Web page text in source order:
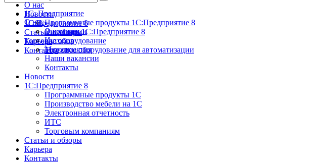
О нас
Новости
1С:Предприятие 8
Статьи и обзоры
Карьера
Контакты
1С: Предприятие
Программные продукты 1С:Предприятие 8
Лицензии 1С:Предприятие 8
Торговое оборудование
Торговое оборудование для автоматизации
О нас
О компании
История
Мероприятия
Наши вакансии
Контакты
Новости
1С:Предприятие 8
Программные продукты 1С
Производство мебели на 1С
Электронная отчетность
ИТС
Торговым компаниям
Статьи и обзоры
Карьера
Контакты